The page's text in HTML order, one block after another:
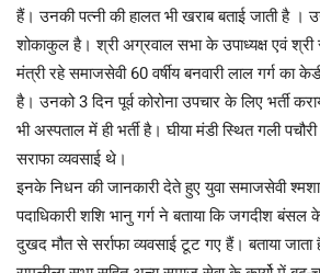
हैं। उनकी पत्नी की हालत भी खराब बताई जाती है ।
शोकाकुल है। श्री अग्रवाल सभा के उपाध्यक्ष एवं श्री
मंत्री रहे समाजसेवी 60 वर्षीय बनवारी लाल गर्ग का
है। उनको 3 दिन पूर्व कोरोना उपचार के लिए भर्ती
भी अस्पताल में ही भर्ती है। घीया मंडी स्थित गली
सराफा व्यवसाई थे।
इनके निधन की जानकारी देते हुए युवा समाजसेवी
पदाधिकारी शशि भानु गर्ग ने बताया कि जगदीश बंसल
दुखद मौत से सर्राफा व्यवसाई टूट गए हैं। बताया जाता